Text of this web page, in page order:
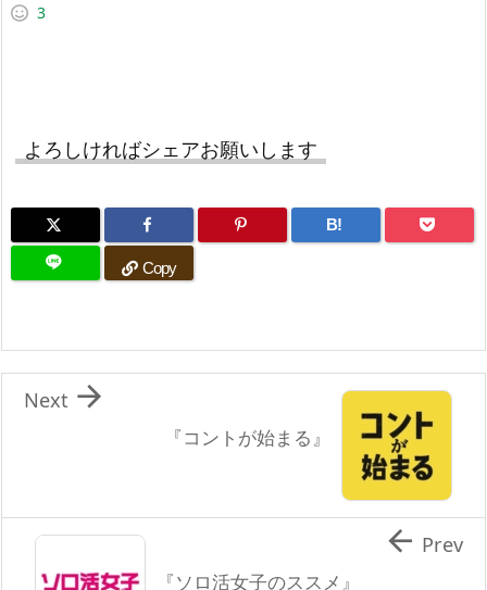
3
よろしければシェアお願いします
B!
Copy
『コントが始まる』

Next
『ソロ活女子のススメ』
 Prev